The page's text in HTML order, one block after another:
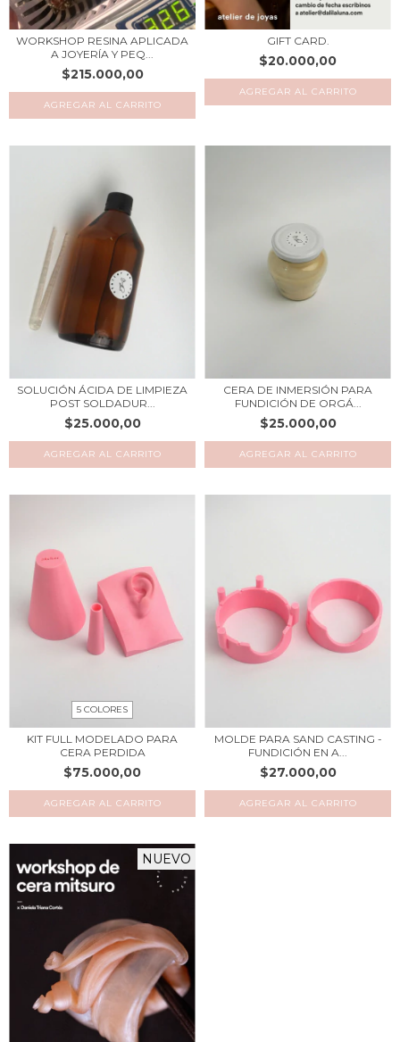
WORKSHOP RESINA APLICADA
A JOYERÍA Y PEQ...
$215.000,00
AGREGAR AL CARRITO
GIFT CARD.
$20.000,00
AGREGAR AL CARRITO
SOLUCIÓN ÁCIDA DE LIMPIEZA
POST SOLDADUR...
$25.000,00
CERA DE INMERSIÓN PARA
FUNDICIÓN DE ORGÁ...
$25.000,00
5 COLORES
KIT FULL MODELADO PARA
CERA PERDIDA
$75.000,00
AGREGAR AL CARRITO
MOLDE PARA SAND CASTING -
FUNDICIÓN EN A...
$27.000,00
NUEVO